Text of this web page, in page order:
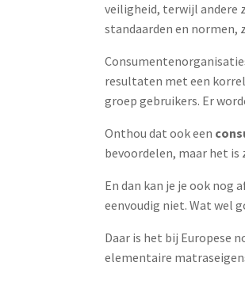
veiligheid, terwijl andere
standaarden en normen,
resultaten met een
groep gebruikers. Er
Onthou dat ook een
bevoordelen, maar het is
En dan kan je je ook nog
eenvoudig niet. Wat wel
Daar is het bij Europese
elementaire